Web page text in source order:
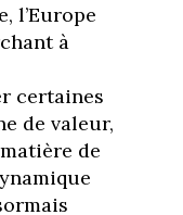
l’Europe
à
certaines
de valeur,
de